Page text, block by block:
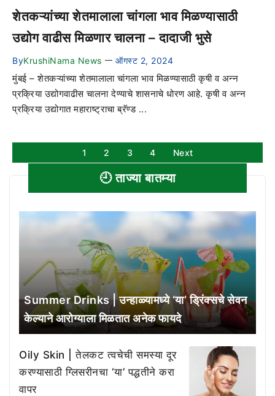
शेतकऱ्यांच्या शेतमालाला चांगला भाव मिळण्यासाठी
उद्योग वाढीस मिळणार चालना – दादाजी भुसे
ByKrushiNama News — ऑगस्ट 2, 2024
मुंबई – शेतकऱ्यांच्या शेतमालाला चांगला भाव मिळण्यासाठी कृषी व अन्न
प्रक्रिया उद्योगवाढीस चालना देण्याचे शासनाचे धोरण आहे. कृषी व अन्न
प्रक्रिया उद्योगात महाराष्ट्राचा ब्रॅण्ड ...
1 2 3 4 Next
🕘 ताज्या बातम्या
Summer Drinks | उन्हाळ्यामध्ये ‘या’ ड्रिंक्सचे सेवन
केल्याने आरोग्याला मिळतात अनेक फायदे
Oily Skin | तेलकट त्वचेची समस्या दूर
करण्यासाठी ग्लिसरीनचा ‘या’ पद्धतीने करा
वापर